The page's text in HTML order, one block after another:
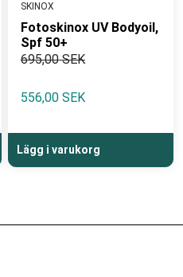
SKINOX
Fotoskinox UV Bodyoil,
Spf 50+
695,00 SEK
556,00 SEK
Lägg i varukorg